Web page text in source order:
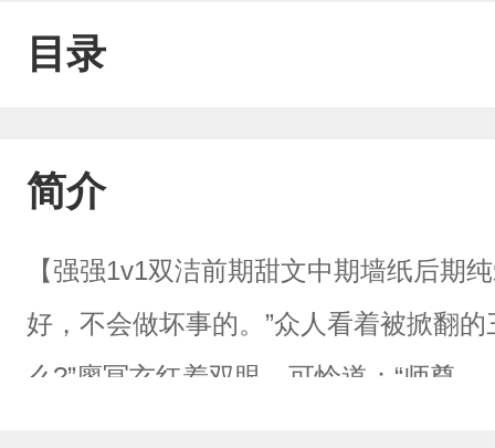
目录
简介
【强强1v1双洁前期甜文中期墙纸后期
好，不会做坏事的。”众人看着被掀翻
么?”廖冥玄红着双眼，可怜道：“师尊